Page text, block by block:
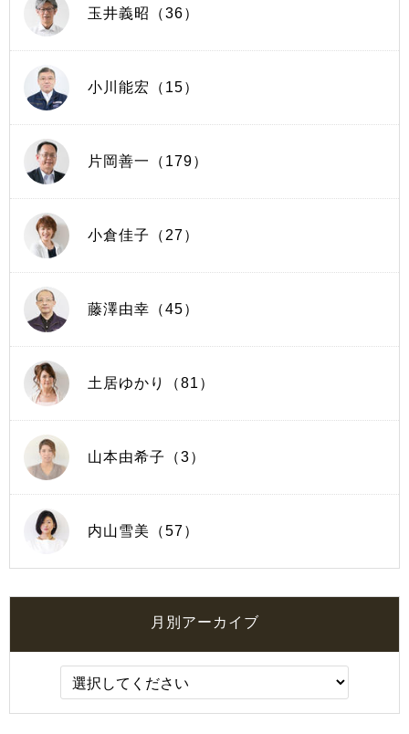
玉井義昭（36）
小川能宏（15）
片岡善一（179）
小倉佳子（27）
藤澤由幸（45）
土居ゆかり（81）
山本由希子（3）
内山雪美（57）
月別アーカイブ